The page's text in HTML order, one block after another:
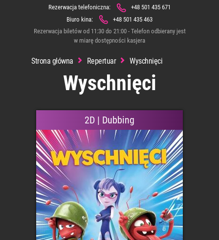
Rezerwacja telefoniczna:
+48 501 435 671
Biuro kina:
+48 501 435 463
Rezerwacja biletów od 11:30 do 21:00 - Telefon odbierany jest
w miarę dostępności kasjera
Strona główna Repertuar Wyschnięci
Wyschnięci
2D | Dubbing